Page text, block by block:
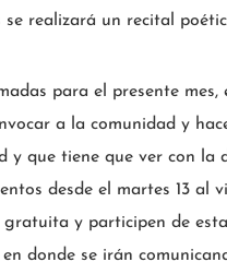
realizará un recital
para el presente
a la comunidad y
y que tiene que ver con la
desde el martes 13
y participen de
donde se irán